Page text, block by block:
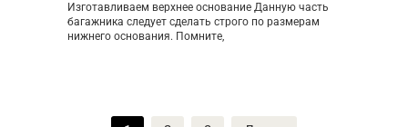
Изготавливаем верхнее основание Данную часть
багажника следует сделать строго по размерам
нижнего основания. Помните,